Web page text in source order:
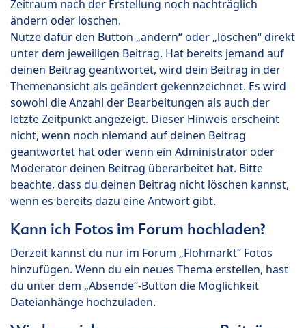
Zeitraum nach der Erstellung noch nachträglich
ändern oder löschen.
Nutze dafür den Button „ändern“ oder „löschen“ direkt
unter dem jeweiligen Beitrag. Hat bereits jemand auf
deinen Beitrag geantwortet, wird dein Beitrag in der
Themenansicht als geändert gekennzeichnet. Es wird
sowohl die Anzahl der Bearbeitungen als auch der
letzte Zeitpunkt angezeigt. Dieser Hinweis erscheint
nicht, wenn noch niemand auf deinen Beitrag
geantwortet hat oder wenn ein Administrator oder
Moderator deinen Beitrag überarbeitet hat. Bitte
beachte, dass du deinen Beitrag nicht löschen kannst,
wenn es bereits dazu eine Antwort gibt.
Kann ich Fotos im Forum hochladen?
Derzeit kannst du nur im Forum „Flohmarkt“ Fotos
hinzufügen. Wenn du ein neues Thema erstellen, hast
du unter dem „Absende“-Button die Möglichkeit
Dateianhänge hochzuladen.